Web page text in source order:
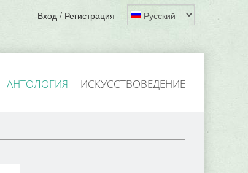
Вход / Регистрация
АНТОЛОГИЯ ИСКУССТВОВЕДЕНИЕ